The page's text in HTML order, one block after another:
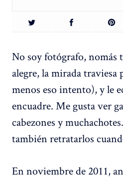
No soy fotógrafo, nomás
alegre, la mirada traviesa
menos eso intento), y le
encuadre. Me gusta ver
cabezones y
también retratarlos
En noviembre de 2011,